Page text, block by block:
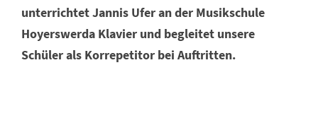
unterrichtet Jannis Ufer an der Musikschule
Hoyerswerda Klavier und begleitet unsere
Schüler als Korrepetitor bei Auftritten.